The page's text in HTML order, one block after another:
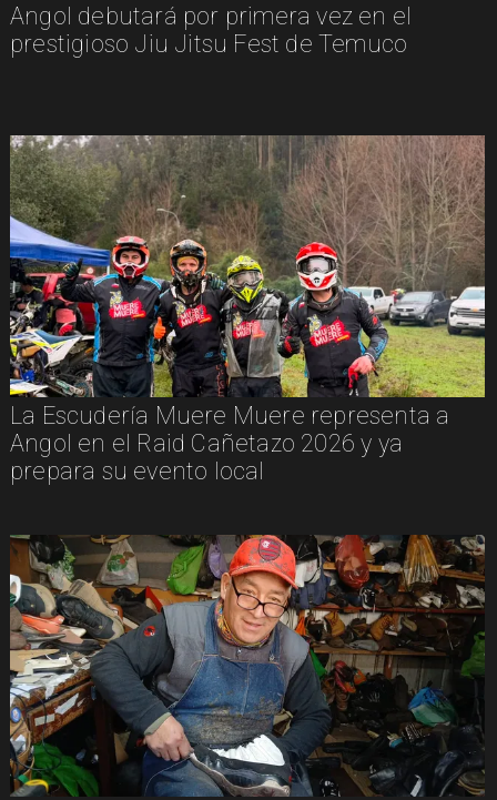
Angol debutará por primera vez en el
prestigioso Jiu Jitsu Fest de Temuco
La Escudería Muere Muere representa a
Angol en el Raid Cañetazo 2026 y ya
prepara su evento local